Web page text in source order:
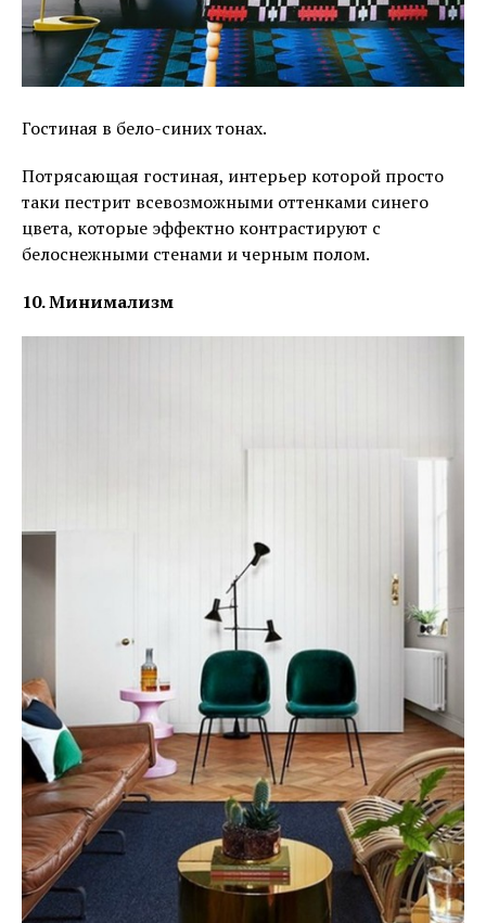
Гостиная в бело-синих тонах.
Потрясающая гостиная, интерьер которой просто
таки пестрит всевозможными оттенками синего
цвета, которые эффектно контрастируют с
белоснежными стенами и черным полом.
10. Минимализм